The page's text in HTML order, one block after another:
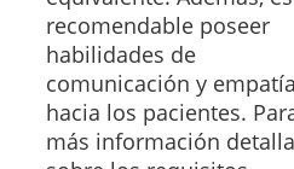
recomendable poseer
habilidades de
comunicación y empatía
hacia los pacientes.
más información